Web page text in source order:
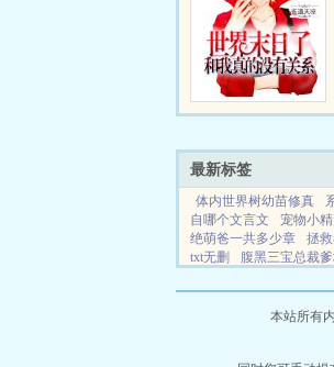
最新标签
体内世界树幼苗修真
自哪个文言文
宠物小
绝萌爸一共多少章
拯
txt无删
腹黑三宝总裁
九霄林尘
夏五CP文在
开局带领家族隐居幕后
人皮子讨
本站所有